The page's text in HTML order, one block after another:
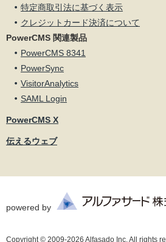
特定商取引法に基づく表示
クレジットカード決済について
PowerCMS 関連製品
PowerCMS 8341
PowerSync
VisitorAnalytics
SAML Login
PowerCMS X
伝えるウェブ
Copyright © 2009-2026 Alfasado Inc. All rights
powered by